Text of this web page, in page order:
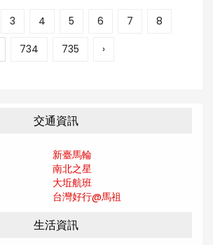
3 4 5 6 7
8
734 735 ›
交通資訊
新臺馬輪
南北之星
大坵航班
台灣好行@馬祖
生活資訊